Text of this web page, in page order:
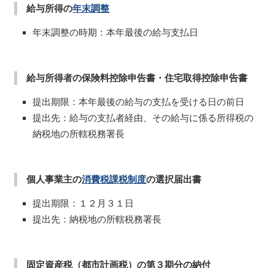
給与所得の年末調整
年末調整の時期：本年最後の給与支払日
給与所得者の保険料控除申告書・住宅取得控除申告書
提出期限：本年最後の給与の支払を受ける日の前日
提出先：給与の支払者経由、その給与に係る所得税の
納税地の所轄税務署長
個人事業主の消費税課税制度の選択届出書
提出期限：１２月３１日
提出先：納税地の所轄税務署長
固定資産税（都市計画税）の第３期分の納付